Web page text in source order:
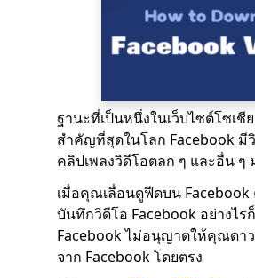
ฐานะที่เป็นหนึ่งในเว็บไซต์โซเชี
สำคัญที่สุดในโลก Facebook มี
คลิปเพลงวิดีโอตลก ๆ และอื่น ๆ
เมื่อคุณเลื่อนดูฟีดบน
บันทึกวิดีโอ Facebook อย่างไร
Facebook ไม่อนุญาตให้คุณดา
จาก Facebook โดยตรง